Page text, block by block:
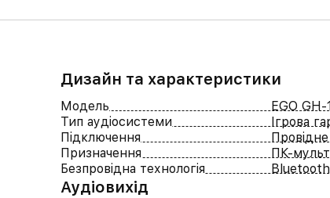
Дизайн та характеристики
Модель
EGO GH-
Тип аудіосистеми
Ігрова
Підключення
Призначення
ПК-
Безпровідна технологія
Bluetooth
Аудіовихід